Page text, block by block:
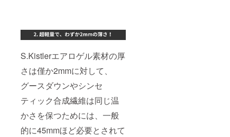
S.Kistlerエアロゲル素材の厚
さは僅か2mmに対して、
グースダウンやシンセ
ティック合成繊維は同じ温
かさを保つためには、一般
的に45mmほど必要とされて